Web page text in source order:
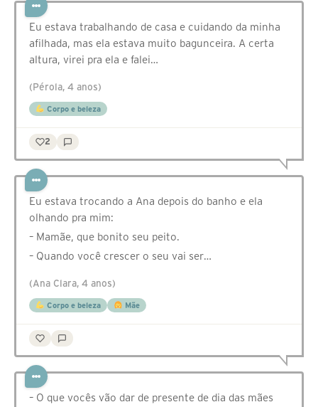
Eu estava trabalhando de casa e cuidando da minha
afilhada, mas ela estava muito bagunceira. A certa
altura, virei pra ela e falei…
(Pérola, 4 anos)
Corpo e beleza
2
Eu estava trocando a Ana depois do banho e ela
olhando pra mim:
– Mamãe, que bonito seu peito.
– Quando você crescer o seu vai ser…
(Ana Clara, 4 anos)
Corpo e beleza Mãe
– O que vocês vão dar de presente de dia das mães